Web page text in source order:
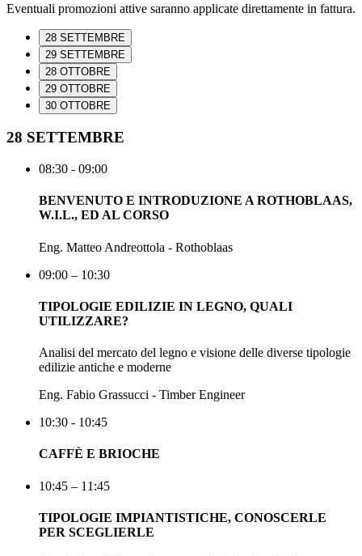
Eventuali promozioni attive saranno applicate direttamente in fattura.
28 SETTEMBRE
29 SETTEMBRE
28 OTTOBRE
29 OTTOBRE
30 OTTOBRE
28 SETTEMBRE
08:30 - 09:00
BENVENUTO E INTRODUZIONE A ROTHOBLAAS,
W.I.L., ED AL CORSO
Eng. Matteo Andreottola - Rothoblaas
09:00 – 10:30
TIPOLOGIE EDILIZIE IN LEGNO, QUALI
UTILIZZARE?
Analisi del mercato del legno e visione delle diverse tipologie
edilizie antiche e moderne
Eng. Fabio Grassucci - Timber Engineer
10:30 - 10:45
CAFFÈ E BRIOCHE
10:45 – 11:45
TIPOLOGIE IMPIANTISTICHE, CONOSCERLE
PER SCEGLIERLE